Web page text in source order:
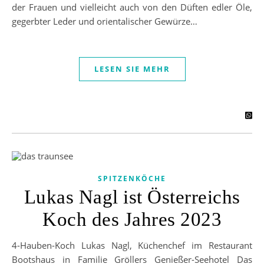
der Frauen und vielleicht auch von den Düften edler Öle,
gegerbter Leder und orientalischer Gewürze…
LESEN SIE MEHR
SPITZENKÖCHE
Lukas Nagl ist Österreichs
Koch des Jahres 2023
4-Hauben-Koch Lukas Nagl, Küchenchef im Restaurant
Bootshaus in Familie Gröllers Genießer-Seehotel Das